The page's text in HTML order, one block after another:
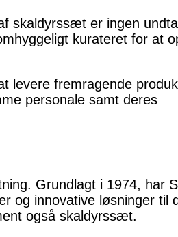
skaldyrssæt er ingen
kurateret for at
levere fremragende
personale samt deres
Grundlagt i 1974, har
og innovative løsninger til
også skaldyrssæt.